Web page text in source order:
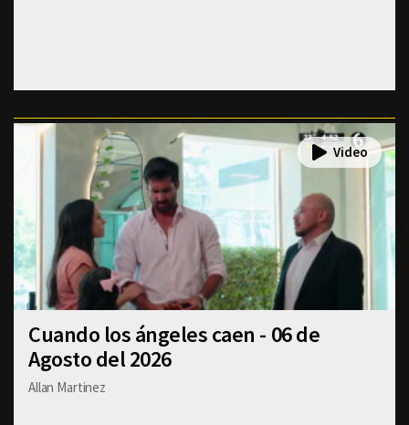
Cuando los ángeles caen - 06 de
Agosto del 2026
Allan Martinez